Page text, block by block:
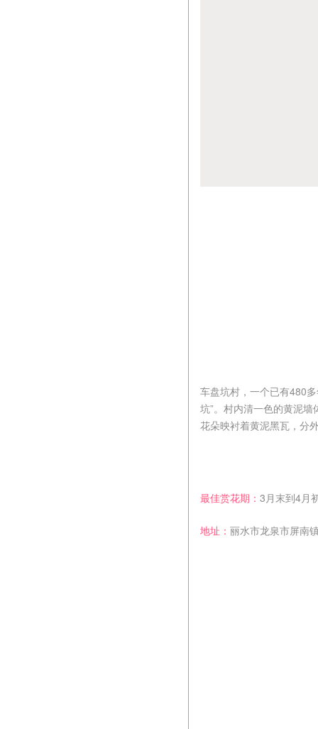
车盘坑村，一个已有480
坑”。村内清一色的黄泥
花朵映衬着黄泥黑瓦，分
最佳赏花期： 3月末到4月
地址： 丽水市龙泉市屏南